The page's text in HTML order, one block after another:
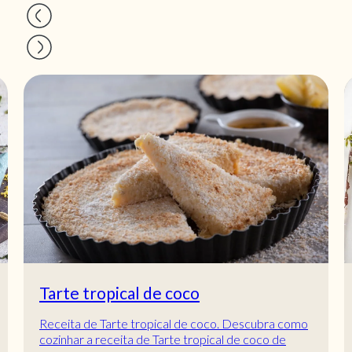
Tarte tropical de coco
Receita de Tarte tropical de coco. Descubra como
cozinhar a receita de Tarte tropical de coco de